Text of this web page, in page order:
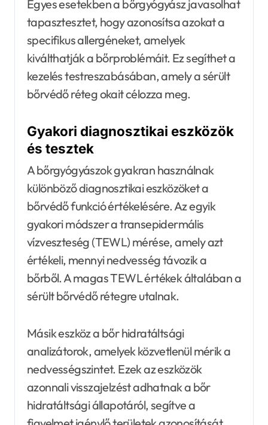
Egyes esetekben a bőrgyógyász javasolhat
tapasztesztet, hogy azonosítsa azokat a
specifikus allergéneket, amelyek
kiválthatják a bőrproblémáit. Ez segíthet a
kezelés testreszabásában, amely a sérült
bőrvédő réteg okait célozza meg.
Gyakori diagnosztikai eszközök
és tesztek
A bőrgyógyászok gyakran használnak
különböző diagnosztikai eszközöket a
bőrvédő funkció értékelésére. Az egyik
gyakori módszer a transepidermális
vízveszteség (TEWL) mérése, amely azt
értékeli, mennyi nedvesség távozik a
bőrből. A magas TEWL értékek általában a
sérült bőrvédő rétegre utalnak.
Másik eszköz a bőr hidratáltsági
analizátorok, amelyek közvetlenül mérik a
nedvességszintet. Ezek az eszközök
azonnali visszajelzést adhatnak a bőr
hidratáltsági állapotáról, segítve a